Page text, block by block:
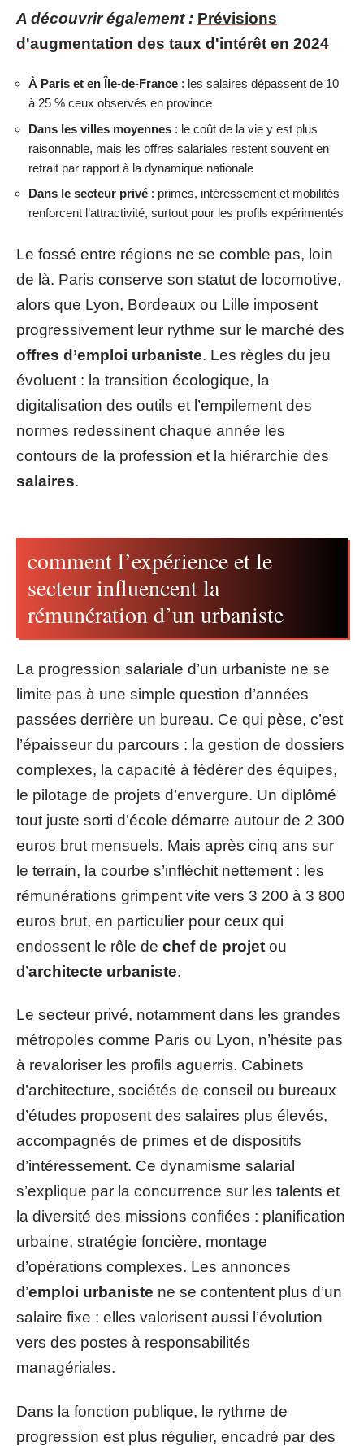
A découvrir également : Prévisions
d'augmentation des taux d'intérêt en 2024
À Paris et en Île-de-France : les salaires dépassent de 10
à 25 % ceux observés en province
Dans les villes moyennes : le coût de la vie y est plus
raisonnable, mais les offres salariales restent souvent en
retrait par rapport à la dynamique nationale
Dans le secteur privé : primes, intéressement et mobilités
renforcent l’attractivité, surtout pour les profils expérimentés
Le fossé entre régions ne se comble pas, loin
de là. Paris conserve son statut de locomotive,
alors que Lyon, Bordeaux ou Lille imposent
progressivement leur rythme sur le marché des
offres d’emploi urbaniste. Les règles du jeu
évoluent : la transition écologique, la
digitalisation des outils et l’empilement des
normes redessinent chaque année les
contours de la profession et la hiérarchie des
salaires.
comment l’expérience et le
secteur influencent la
rémunération d’un urbaniste
La progression salariale d’un urbaniste ne se
limite pas à une simple question d’années
passées derrière un bureau. Ce qui pèse, c’est
l’épaisseur du parcours : la gestion de dossiers
complexes, la capacité à fédérer des équipes,
le pilotage de projets d’envergure. Un diplômé
tout juste sorti d’école démarre autour de 2 300
euros brut mensuels. Mais après cinq ans sur
le terrain, la courbe s’infléchit nettement : les
rémunérations grimpent vite vers 3 200 à 3 800
euros brut, en particulier pour ceux qui
endossent le rôle de chef de projet ou
d’architecte urbaniste.
Le secteur privé, notamment dans les grandes
métropoles comme Paris ou Lyon, n’hésite pas
à revaloriser les profils aguerris. Cabinets
d’architecture, sociétés de conseil ou bureaux
d’études proposent des salaires plus élevés,
accompagnés de primes et de dispositifs
d’intéressement. Ce dynamisme salarial
s’explique par la concurrence sur les talents et
la diversité des missions confiées : planification
urbaine, stratégie foncière, montage
d’opérations complexes. Les annonces
d’emploi urbaniste ne se contentent plus d’un
salaire fixe : elles valorisent aussi l’évolution
vers des postes à responsabilités
managériales.
Dans la fonction publique, le rythme de
progression est plus régulier, encadré par des